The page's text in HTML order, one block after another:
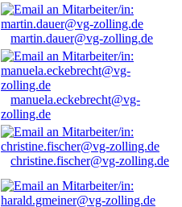
martin.dauer@vg-zolling.de
manuela.eckebrecht@vg-
zolling.de
christine.fischer@vg-zolling.de